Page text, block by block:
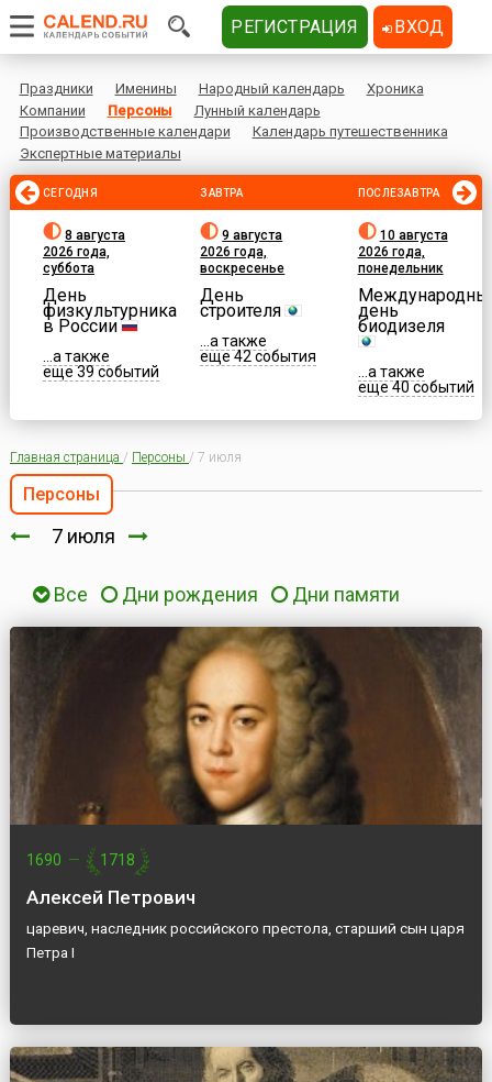
Праздники Именины Народный календарь
Хроника
Компании
Персоны
Лунный календарь
Производственные календари
Календарь путешественника
Экспертные материалы
СЕГОДНЯ
8 августа
2026 года,
суббота
День
физкультурника
в России
...а также
еще 39 событий
ЗАВТРА
9 августа
2026 года,
воскресенье
День
строителя
...а также
еще 42 события
ПОСЛЕЗАВТРА
10 августа
2026 года,
понедельник
день
биодизеля
...а также
еще 40 событий
Главная страница / Персоны / 7 июля
Персоны
7 июля
Все Дни рождения Дни памяти
1690 — 1718
Алексей Петрович
царевич, наследник российского престола, старший сын царя
Петра I
РЕГИСТРАЦИЯ ВХОД